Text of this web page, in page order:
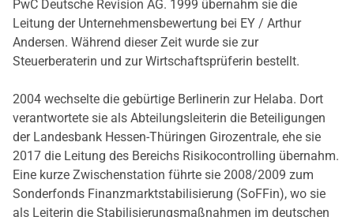
PwC Deutsche Revision AG. 1999 übernahm sie die
Leitung der Unternehmensbewertung bei EY / Arthur
Andersen. Während dieser Zeit wurde sie zur
Steuerberaterin und zur Wirtschaftsprüferin bestellt.
2004 wechselte die gebürtige Berlinerin zur Helaba. Dort
verantwortete sie als Abteilungsleiterin die Beteiligungen
der Landesbank Hessen-Thüringen Girozentrale, ehe sie
2017 die Leitung des Bereichs Risikocontrolling übernahm.
Eine kurze Zwischenstation führte sie 2008/2009 zum
Sonderfonds Finanzmarktstabilisierung (SoFFin), wo sie
als Leiterin die Stabilisierungsmaßnahmen im deutschen